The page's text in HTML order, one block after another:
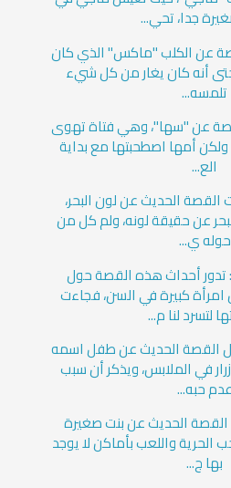
جدا، تحي...
عن الكلب "ماكس" الذي كان
أنه كان يغار من كل شيء
تلمسه...
عن "سها"، وهي فتاة تهوى
ولكن أمها اصطحبتها مع بداية
الع...
القصة الحديث عن لون البحر،
عن حقيقة لونه، ولم كل من
حوله ي...
: تدور أحداث هذه القصة حول
كبيرة في السن، فجاءت
لتسرد لنا م...
القصة الحديث عن طفل اسمه
في الملابس، ويذكر أن سبب
عدم حبه...
القصة الحديث عن بنت صغيرة
واللعب بأماكن لا يوجد
بها ج...